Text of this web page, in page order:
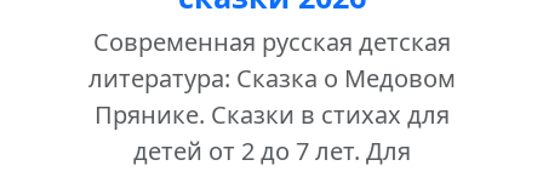
Современная русская детская
литература: Сказка о Медовом
Прянике. Сказки в стихах для
детей от 2 до 7 лет. Для